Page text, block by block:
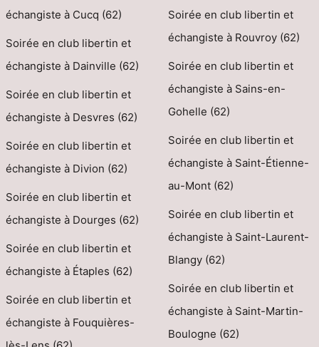
échangiste à Cucq (62)
Soirée en club libertin et
échangiste à Dainville (62)
Soirée en club libertin et
échangiste à Desvres (62)
Soirée en club libertin et
échangiste à Divion (62)
Soirée en club libertin et
échangiste à Dourges (62)
Soirée en club libertin et
échangiste à Étaples (62)
Soirée en club libertin et
échangiste à Fouquières-
Soirée en club libertin et
échangiste à Rouvroy (62)
Soirée en club libertin et
échangiste à Sains-en-
Gohelle (62)
Soirée en club libertin et
échangiste à Saint-Étienne-
au-Mont (62)
Soirée en club libertin et
échangiste à Saint-Laurent-
Blangy (62)
Soirée en club libertin et
échangiste à Saint-Martin-
Boulogne (62)